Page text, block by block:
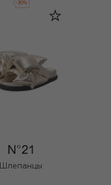
-30%
Шлепанцы